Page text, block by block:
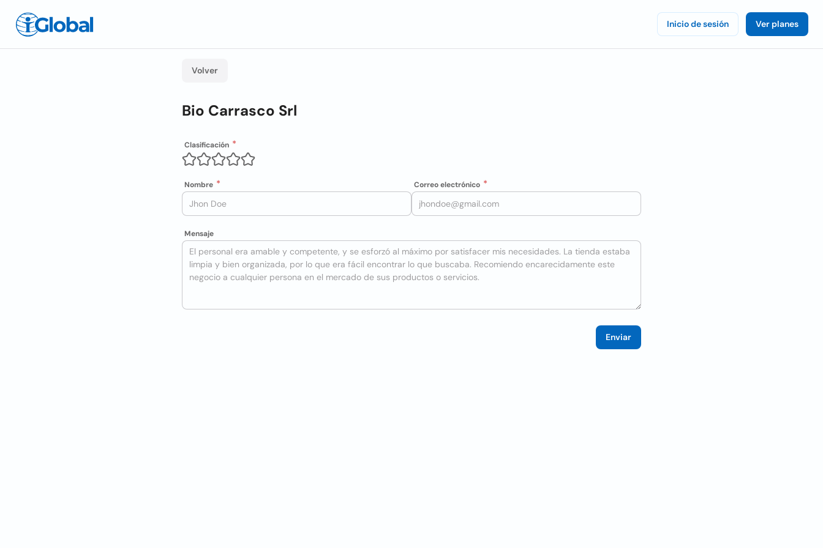
Inicio de sesión Ver planes
Volver
Bio Carrasco Srl
Clasificación
Nombre Correo electrónico
Mensaje
Enviar